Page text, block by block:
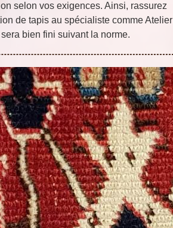
selon vos exigences. Ainsi, rassurez
de tapis au spécialiste comme Atelier
bien fini suivant la norme.